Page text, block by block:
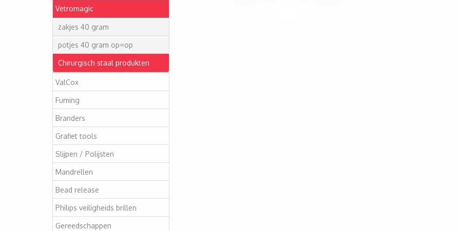
Vetromagic
zakjes 40 gram
potjes 40 gram op=op
Chirurgisch staal produkten
ValCox
Fuming
Branders
Grafiet tools
Slijpen / Polijsten
Mandrellen
Bead release
Philips veiligheids brillen
Gereedschappen